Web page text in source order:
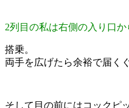
2列目の私は右側の入り口か
搭乗。
両手を広げたら余裕で届く
そして目の前にはコックピッ